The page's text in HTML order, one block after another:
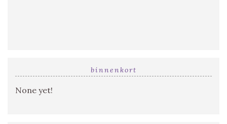
binnenkort
None yet!